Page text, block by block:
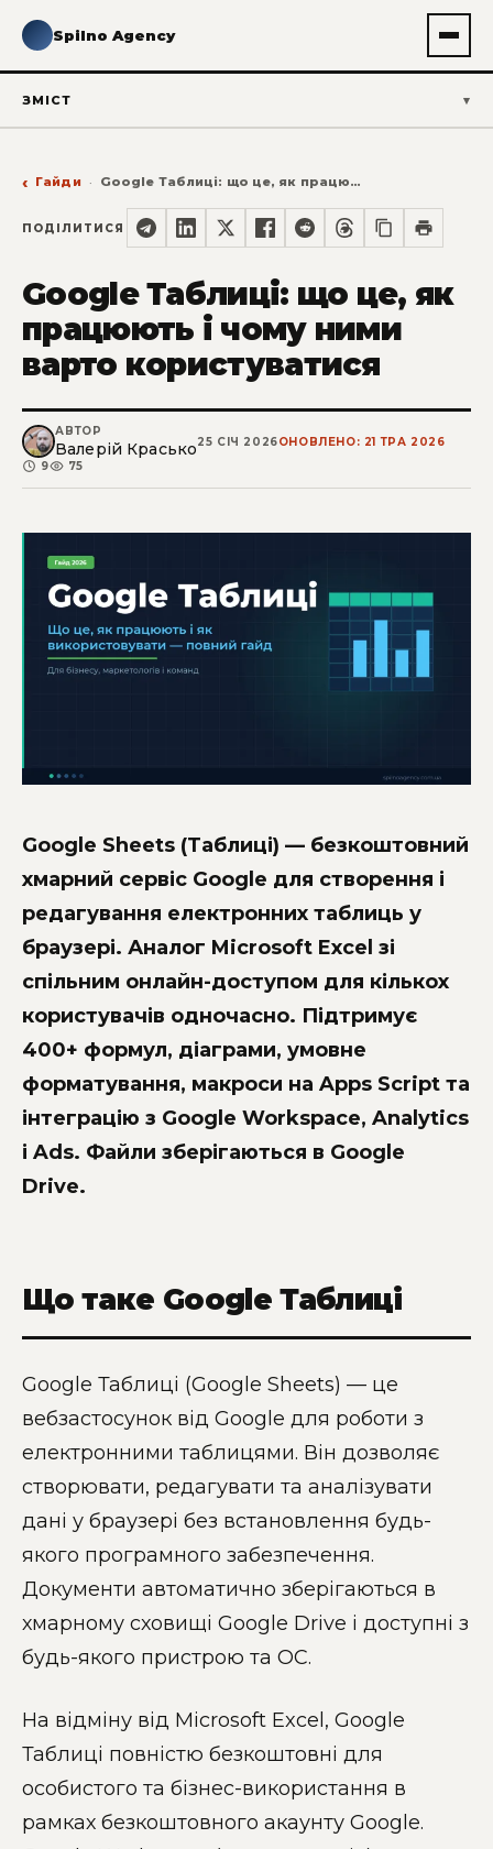
Spilno Agency
ЗМІСТ
Гайди Google Таблиці: що це, як працюють і чому ними варто користуватися
ПОДІЛИТИСЯ
Google Таблиці: що це, як
працюють і чому ними
варто користуватися
АВТОР
Валерій Красько25 СІЧ 2026ОНОВЛЕНО: 21 ТРА 2026
9
75
Google Sheets (Таблиці) — безкоштовний
хмарний сервіс Google для створення і
редагування електронних таблиць у
браузері. Аналог Microsoft Excel зі
спільним онлайн-доступом для кількох
користувачів одночасно. Підтримує
400+ формул, діаграми, умовне
форматування, макроси на Apps Script та
інтеграцію з Google Workspace, Analytics
і Ads. Файли зберігаються в Google
Drive.
Що таке Google Таблиці
Google Таблиці (Google Sheets) — це
вебзастосунок від Google для роботи з
електронними таблицями. Він дозволяє
створювати, редагувати та аналізувати
дані у браузері без встановлення будь-
якого програмного забезпечення.
Документи автоматично зберігаються в
хмарному сховищі Google Drive і доступні з
будь-якого пристрою та ОС.
На відміну від Microsoft Excel, Google
Таблиці повністю безкоштовні для
особистого та бізнес-використання в
рамках безкоштовного акаунту Google.